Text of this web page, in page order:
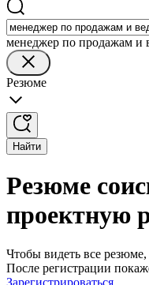
менеджер по продажам и
Резюме
Найти
Резюме
проектную
Чтобы видеть все резюме,
После регистрации
Зарегистрироваться